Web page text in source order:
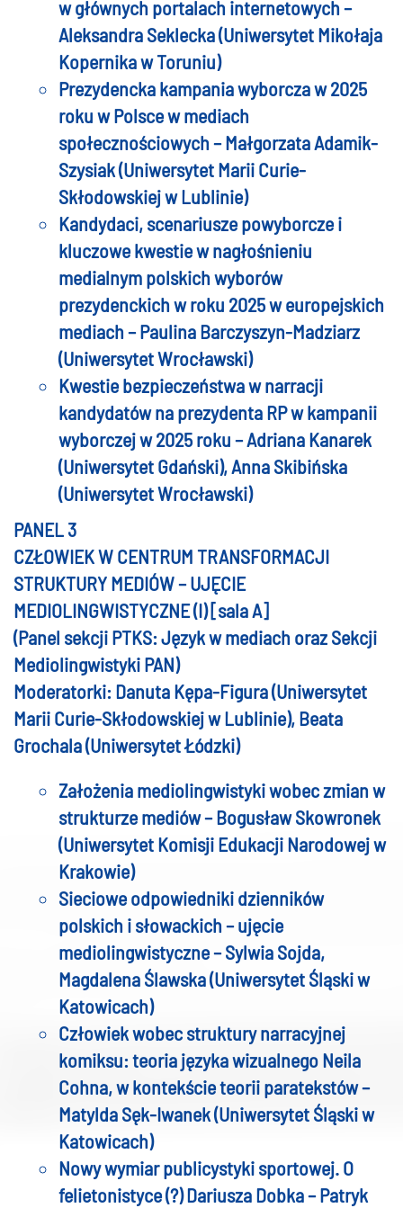
w głównych portalach internetowych –
Aleksandra Seklecka (Uniwersytet Mikołaja
Kopernika w Toruniu)
Prezydencka kampania wyborcza w 2025
roku w Polsce w mediach
społecznościowych – Małgorzata Adamik-
Szysiak (Uniwersytet Marii Curie-
Skłodowskiej w Lublinie)
Kandydaci, scenariusze powyborcze i
kluczowe kwestie w nagłośnieniu
medialnym polskich wyborów
prezydenckich w roku 2025 w europejskich
mediach – Paulina Barczyszyn-Madziarz
(Uniwersytet Wrocławski)
Kwestie bezpieczeństwa w narracji
kandydatów na prezydenta RP w kampanii
wyborczej w 2025 roku – Adriana Kanarek
(Uniwersytet Gdański), Anna Skibińska
(Uniwersytet Wrocławski)
PANEL 3
CZŁOWIEK W CENTRUM TRANSFORMACJI
STRUKTURY MEDIÓW – UJĘCIE
MEDIOLINGWISTYCZNE (I) [sala A]
(Panel sekcji PTKS: Język w mediach oraz Sekcji
Mediolingwistyki PAN)
Moderatorki: Danuta Kępa-Figura (Uniwersytet
Marii Curie-Skłodowskiej w Lublinie), Beata
Grochala (Uniwersytet Łódzki)
Założenia mediolingwistyki wobec zmian w
strukturze mediów – Bogusław Skowronek
(Uniwersytet Komisji Edukacji Narodowej w
Krakowie)
Sieciowe odpowiedniki dzienników
polskich i słowackich – ujęcie
mediolingwistyczne – Sylwia Sojda,
Magdalena Ślawska (Uniwersytet Śląski w
Katowicach)
Człowiek wobec struktury narracyjnej
komiksu: teoria języka wizualnego Neila
Cohna, w kontekście teorii paratekstów –
Matylda Sęk-Iwanek (Uniwersytet Śląski w
Katowicach)
Nowy wymiar publicystyki sportowej. O
felietonistyce (?) Dariusza Dobka – Patryk